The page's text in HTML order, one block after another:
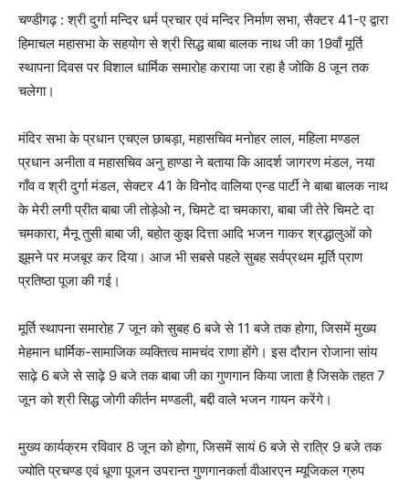
चण्डीगढ़ : श्री दुर्गा मन्दिर धर्म प्रचार एवं मन्दिर निर्माण सभा, सैक्टर 41-ए द्वारा
हिमाचल महासभा के सहयोग से श्री सिद्ध बाबा बालक नाथ जी का 19वाँ मूर्ति
स्थापना दिवस पर विशाल धार्मिक समारोह कराया जा रहा है जोकि 8 जून तक
चलेगा।
मंदिर सभा के प्रधान एचएल छाबड़ा, महासचिव मनोहर लाल, महिला मण्डल
प्रधान अनीता व महासचिव अनु हाण्डा ने बताया कि आदर्श जागरण मंडल, नया
गाँव व श्री दुर्गा मंडल, सेक्टर 41 के विनोद वालिया एन्ड पार्टी ने बाबा बालक नाथ
के मेरी लगी प्रीत बाबा जी तोड़ेओ न, चिमटे दा चमकारा, बाबा जी तेरे चिमटे दा
चमकारा, मैनू तुसी बाबा जी, बहोत कुझ दित्ता आदि भजन गाकर श्रद्धालुओं को
झूमने पर मजबूर कर दिया। आज भी सबसे पहले सुबह सर्वप्रथम मूर्ति प्राण
प्रतिष्ठा पूजा की गई।
मूर्ति स्थापना समारोह 7 जून को सुबह 6 बजे से 11 बजे तक होगा, जिसमें मुख्य
मेहमान धार्मिक-सामाजिक व्यक्तित्व मामचंद राणा होंगे। इस दौरान रोजाना सांय
साढ़े 6 बजे से साढ़े 9 बजे तक बाबा जी का गुणगान किया जाता है जिसके तहत 7
जून को श्री सिद्ध जोगी कीर्तन मण्डली, बद्दी वाले भजन गायन करेंगे।
मुख्य कार्यक्रम रविवार 8 जून को होगा, जिसमें सायं 6 बजे से रात्रि 9 बजे तक
ज्योति प्रचण्ड एवं धूणा पूजन उपरान्त गुणगानकर्ता वीआरएन म्यूजिकल ग्रुप